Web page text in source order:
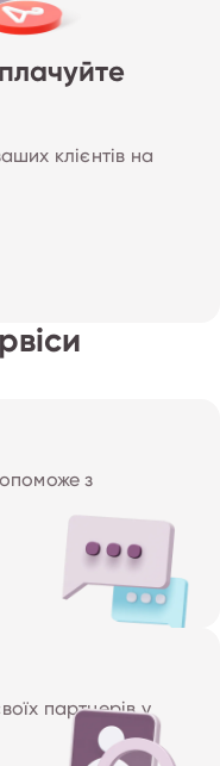
клієнтів на
з
партнерів у